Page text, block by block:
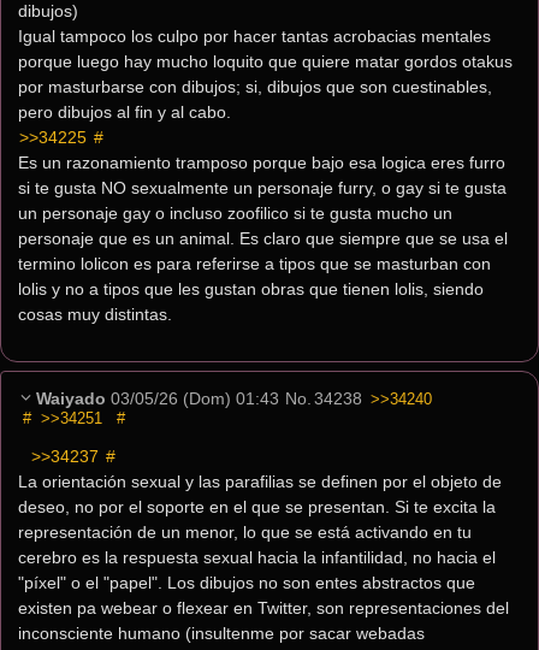
dibujos)
Igual tampoco los culpo por hacer tantas acrobacias mentales
porque luego hay mucho loquito que quiere matar gordos otakus
por masturbarse con dibujos; si, dibujos que son cuestinables,
pero dibujos al fin y al cabo.
>>34225 #
Es un razonamiento tramposo porque bajo esa logica eres furro
si te gusta NO sexualmente un personaje furry, o gay si te gusta
un personaje gay o incluso zoofilico si te gusta mucho un
personaje que es un animal. Es claro que siempre que se usa el
termino lolicon es para referirse a tipos que se masturban con
lolis y no a tipos que les gustan obras que tienen lolis, siendo
cosas muy distintas.
Waiyado 03/05/26 (Dom) 01:43 No. 34238 >>34240
# >>34251 #
>>34237 #
La orientación sexual y las parafilias se definen por el objeto de
deseo, no por el soporte en el que se presentan. Si te excita la
representación de un menor, lo que se está activando en tu
cerebro es la respuesta sexual hacia la infantilidad, no hacia el
"píxel" o el "papel". Los dibujos no son entes abstractos que
existen pa webear o flexear en Twitter, son representaciones del
inconsciente humano (insultenme por sacar webadas